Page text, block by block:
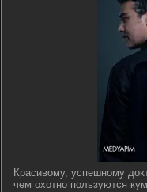
Красивому, успешному
чем охотно пользуются